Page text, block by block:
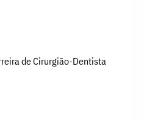
de Cirurgião-Dentista